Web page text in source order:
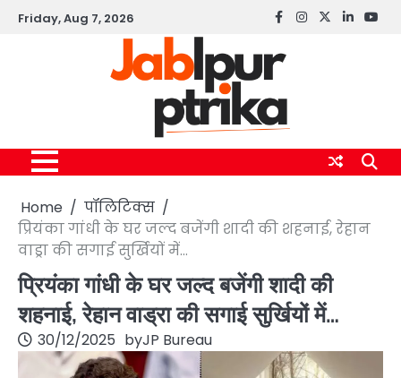
SkipFriday, Aug 7, 2026 Facebook
instagram
twitterlinkedin
Home
पॉलिटिक्स
प्रियंका गांधी के घर जल्द बजेंगी शादी की शहनाई, रेहान
वाड्रा की सगाई सुर्खियों में…
प्रियंका गांधी के घर जल्द बजेंगी शादी की
शहनाई, रेहान वाड्रा की सगाई सुर्खियों में…
30/12/2025 byJP Bureau